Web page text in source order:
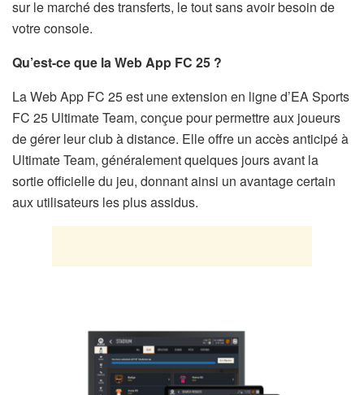
sur le marché des transferts, le tout sans avoir besoin de
votre console.
Qu’est-ce que la Web App FC 25 ?
La Web App FC 25 est une extension en ligne d’EA Sports
FC 25 Ultimate Team, conçue pour permettre aux joueurs
de gérer leur club à distance. Elle offre un accès anticipé à
Ultimate Team, généralement quelques jours avant la
sortie officielle du jeu, donnant ainsi un avantage certain
aux utilisateurs les plus assidus.